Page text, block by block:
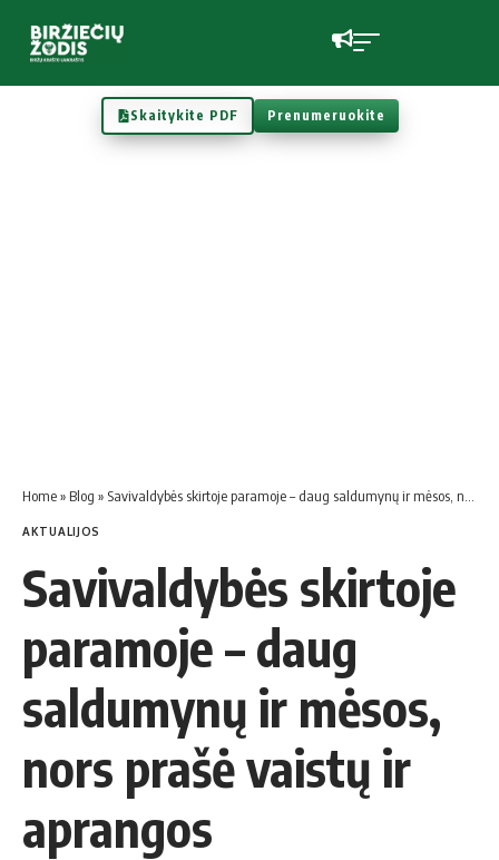
Skaitykite PDF Prenumeruokite
Home» Blog » Savivaldybės skirtoje paramoje – daug saldumynų ir mėsos, nors prašė vaistų ir aprangos
AKTUALIJOS
Savivaldybės skirtoje
paramoje – daug
saldumynų ir mėsos,
nors prašė vaistų ir
aprangos